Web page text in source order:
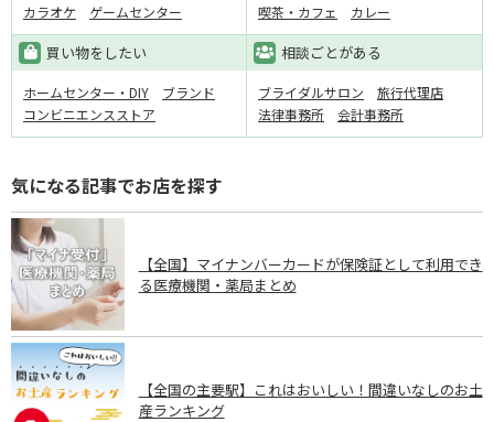
カラオケ
ゲームセンター
喫茶・カフェ
カレー
買い物をしたい
ホームセンター・DIY
ブランド
コンビニエンスストア
相談ごとがある
ブライダルサロン
旅行代理店
法律事務所
会計事務所
気になる記事でお店を探す
【全国】マイナンバーカードが保険証として利用でき
る医療機関・薬局まとめ
【全国の主要駅】これはおいしい！間違いなしのお土
産ランキング